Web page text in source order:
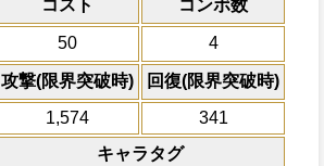
コスト コンボ数
50 4
攻撃(限界突破時)
回復(限界突破時)
1,574
341
キャラタグ
を1.75倍にする
上限突破
必殺技
ターン数：10
全ての防御効果・防
外のダメージを1にす
て敵全体に200万ダメ
プレイヤーの一味の
属性スロットに変換
ーンを2短縮する
技属性から受けるダメージを5%減ら
攻撃開始前体力が50%以上で、自分
のバリアを無視する